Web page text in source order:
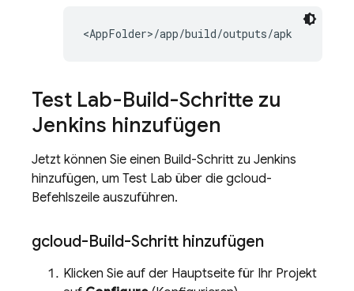
Test Lab-Build-Schritte zu
Jenkins hinzufügen
Jetzt können Sie einen Build-Schritt zu Jenkins
hinzufügen, um Test Lab über die gcloud-
Befehlszeile auszuführen.
gcloud-Build-Schritt hinzufügen
Klicken Sie auf der Hauptseite für Ihr Projekt